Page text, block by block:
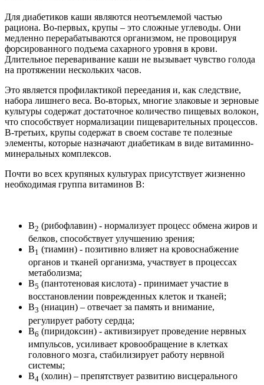
Для диабетиков каши являются неотъемлемой частью
рациона. Во-первых, крупы – это сложные углеводы. Они
медленно перерабатываются организмом, не провоцируя
форсированного подъема сахарного уровня в крови.
Длительное переваривание каши не вызывает чувство голода
на протяжении нескольких часов.
Это является профилактикой переедания и, как следствие,
набора лишнего веса. Во-вторых, многие злаковые и зерновые
культуры содержат достаточное количество пищевых волокон,
что способствует нормализации пищеварительных процессов.
В-третьих, крупы содержат в своем составе те полезные
элементы, которые назначают диабетикам в виде витаминно-
минеральных комплексов.
Почти во всех крупяных культурах присутствует жизненно
необходимая группа витаминов В:
В2 (рибофлавин) - нормализует процесс обмена жиров и
белков, способствует улучшению зрения;
В1 (тиамин) - позитивно влияет на кровоснабжение
органов и тканей организма, участвует в процессах
метаболизма;
В5 (пантотеновая кислота) - принимает участие в
восстановлении поврежденных клеток и тканей;
В3 (ниацин) – отвечает за память и внимание,
регулирует работу сердца;
В6 (пиридоксин) - активизирует проведение нервных
импульсов, усиливает кровообращение в клетках
головного мозга, стабилизирует работу нервной
системы;
В4 (холин) – препятствует развитию висцерального